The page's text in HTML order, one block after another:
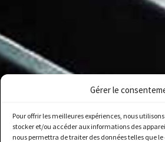
Gérer le
Pour offrir les meilleures expériences, nous
stocker et/ou accéder aux informations des
nous permettra de traiter des données telles que